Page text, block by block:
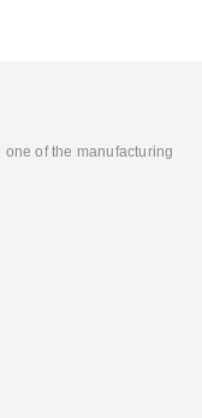
of the manufacturing